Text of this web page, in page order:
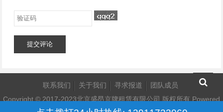
提交评论
联系我们 关于我们 寻求报道
团队成员
Copyright © 2017-2023北京盛昂京牌租赁有限公司 版权所有 Powered